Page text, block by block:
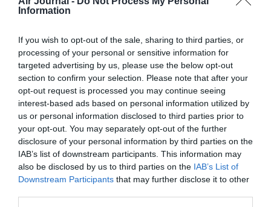
Information
If you wish to opt-out of the sale, sharing to third parties, or
processing of your personal or sensitive information for
targeted advertising by us, please use the below opt-out
section to confirm your selection. Please note that after your
opt-out request is processed you may continue seeing
interest-based ads based on personal information utilized by
us or personal information disclosed to third parties prior to
your opt-out. You may separately opt-out of the further
disclosure of your personal information by third parties on the
IAB’s list of downstream participants. This information may
also be disclosed by us to third parties on the IAB’s List of
Downstream Participants that may further disclose it to other
noma commenté :
15 novembre 2016 - 19 h
31 min
Xl gagne beaucoup d’argent elle est la plus fréquenté sur les
caraïbes vu ses tarifs xtra sympa et elle cartonne sur les New
York elle commence a faire des jaloux a la reunion………
RÉPONDRE